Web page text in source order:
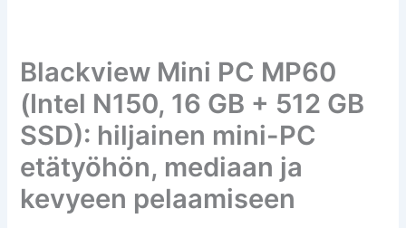
Blackview Mini PC MP60
(Intel N150, 16 GB + 512 GB
SSD): hiljainen mini-PC
etätyöhön, mediaan ja
kevyeen pelaamiseen